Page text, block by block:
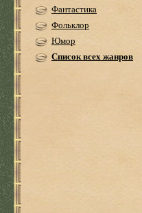
Фантастика
Фольклор
Юмор
Список всех жанров